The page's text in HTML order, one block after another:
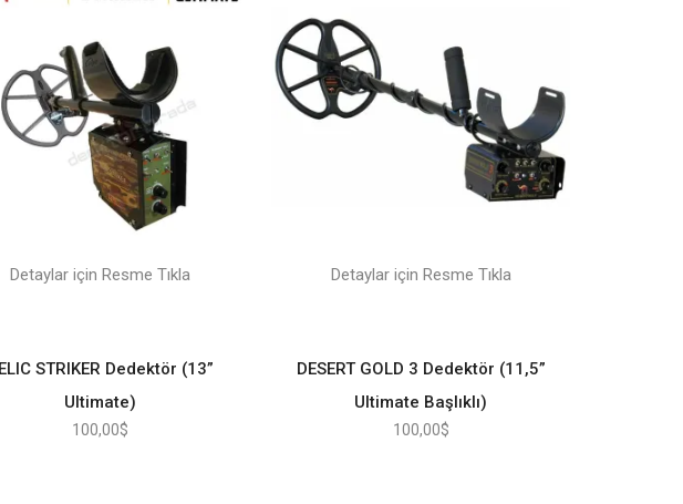
Detaylar için Resme Tıkla
STRIKER Dedektör (13”
Ultimate)
100,00$
Detaylar için Resme Tıkla
DESERT GOLD 3 Dedektör (11,5”
Ultimate Başlıklı)
100,00$